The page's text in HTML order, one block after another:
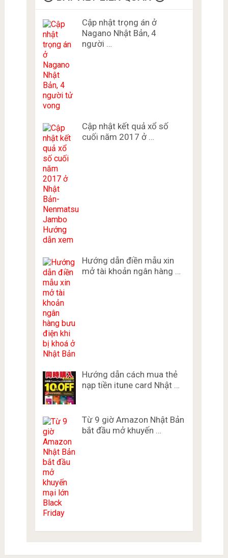
Cập nhật trọng án ở
Nagano Nhật Bản, 4
người …
Cập nhật kết quả xổ số
cuối năm 2017 ở …
Hướng dẫn điền mẫu xin
mở tài khoản ngân hàng …
Hướng dẫn cách mua thẻ
nạp tiền itune card Nhật …
Từ 9 giờ Amazon Nhật Bản
bắt đầu mở khuyến …